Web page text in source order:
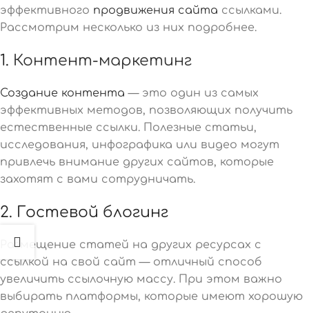
эффективного продвижения сайта ссылками.
Рассмотрим несколько из них подробнее.
1. Контент-маркетинг
Создание контента — это один из самых
эффективных методов, позволяющих получить
естественные ссылки. Полезные статьи,
исследования, инфографика или видео могут
привлечь внимание других сайтов, которые
захотят с вами сотрудничать.
2. Гостевой блогинг
Размещение статей на других ресурсах с
ссылкой на свой сайт — отличный способ
увеличить ссылочную массу. При этом важно
выбирать платформы, которые имеют хорошую